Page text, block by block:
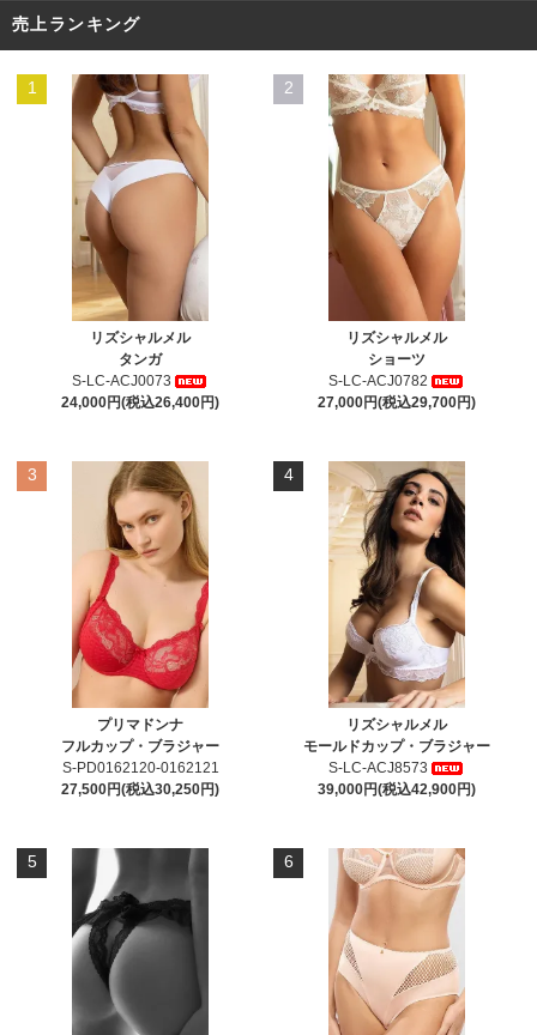
売上ランキング
1
リズシャルメル
タンガ
S-LC-ACJ0073
24,000円(税込26,400円)
2
リズシャルメル
ショーツ
S-LC-ACJ0782
27,000円(税込29,700円)
3
プリマドンナ
フルカップ・ブラジャー
S-PD0162120-0162121
27,500円(税込30,250円)
4
リズシャルメル
モールドカップ・ブラジャー
S-LC-ACJ8573
39,000円(税込42,900円)
5 6